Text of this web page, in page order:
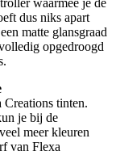
dus niks apart
matte glansgraad
opgedroogd
Creations tinten.
je bij de
meer kleuren
van Flexa